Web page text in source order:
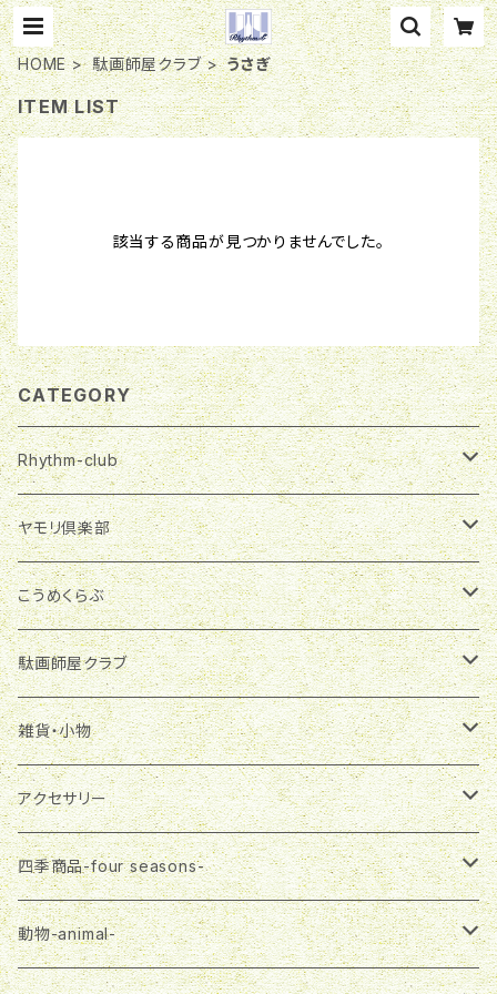
HOME 駄画師屋クラブ うさぎ
ITEM LIST
該当する商品が見つかりませんでした。
CATEGORY
Rhythm-club
季節商品
グラスランタン
ランプシェード
雑貨・小物
マグネット
一筆箋
布製品
エコバッグ
ランチバッグ
マスク
３wayバッグ
Tシャツ
アクセサリー
ピアス
ネックレス
ブローチ
ヤモリ倶楽部
マグネット
ブローチ
バッグチャーム
缶バッジ
布製品
エコバッグ
こうめくらぶ
アクセサリー
ピアス
ネックレス
雑貨・小物
プチバッグ
飾りボタン
駄画師屋クラブ
おばさま
大五郎
さる郎
フラガール
雑貨・小物
ステーショナリー
マグネット
一筆箋
プチバッグ
エコバッグ
トートバッグ
３wayバッグ
アクセサリー
ピアス
ネックレス
四季商品-four seasons-
春-spring-
動物-animal-